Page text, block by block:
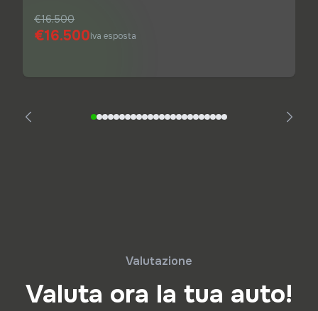
€16.500
€16.500Iva esposta
Valutazione
Valuta ora la tua auto!